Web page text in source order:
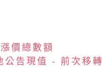
價總數額
公告現值 - 前次移轉